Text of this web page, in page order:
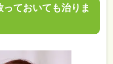
ておいても治りま